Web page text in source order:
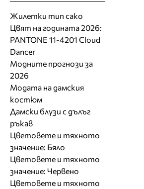
Жилетки тип сако
Цвят на годината 2026:
PANTONE 11-4201 Cloud
Dancer
Модните прогнози за
2026
Модата на дамския
костюм
Дамски блузи с дълъг
ръкав
Цветовете и тяхното
значение: Бяло
Цветовете и тяхното
значение: Червено
Цветовете и тяхното